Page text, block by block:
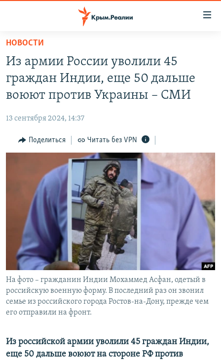
Вернуться
основному
содержанию
Вернутся
главной
навигации
Вернутся
СПЕЦПРОЕКТЫ
11 ЛЕТ ОККУПАЦИИ КРЫМА. 11 ИСТОРИЙ СОПРОТИВЛЕНИЯ
ВОДА
ЕЩЕ
ИНТЕРАКТИВ
ТЕЛЕПРОЕКТ КРЫМ.РЕАЛИИ
СОВЕТЫ ПРАВОЗАЩИТНИКОВ
ПРОПАВШИЕ БЕЗ ВЕСТИ
ПОБЕДИТЕЛЕЙ НЕ СУДЯТ?
КРЫМ.НЕПОКОРЕННЫЙ
ELIFBE
УКРАИНСКАЯ ПРОБЛЕМА КРЫМА
РАДІО СВОБОДА
КАК ОБОЙТИ БЛОКИРОВКУ
Українською
Qırımtatar
ПРИСОЕДИНЯЙТЕСЬ!
Все сайты RFE/RL
НОВОСТИ
Из армии России уволили 45
граждан Индии, еще 50 дальше
воюют против Украины – СМИ
13 сентября 2024, 14:37
Поделиться Читать без VPN
На фото – гражданин Индии Мохаммед Асфан, одетый в
российскую военную форму. В последний раз он звонил
семье из российского города Ростов-на-Дону, прежде чем
его отправили на фронт.
Из российской армии уволили 45 граждан Индии,
еще 50 дальше воюют на стороне РФ против